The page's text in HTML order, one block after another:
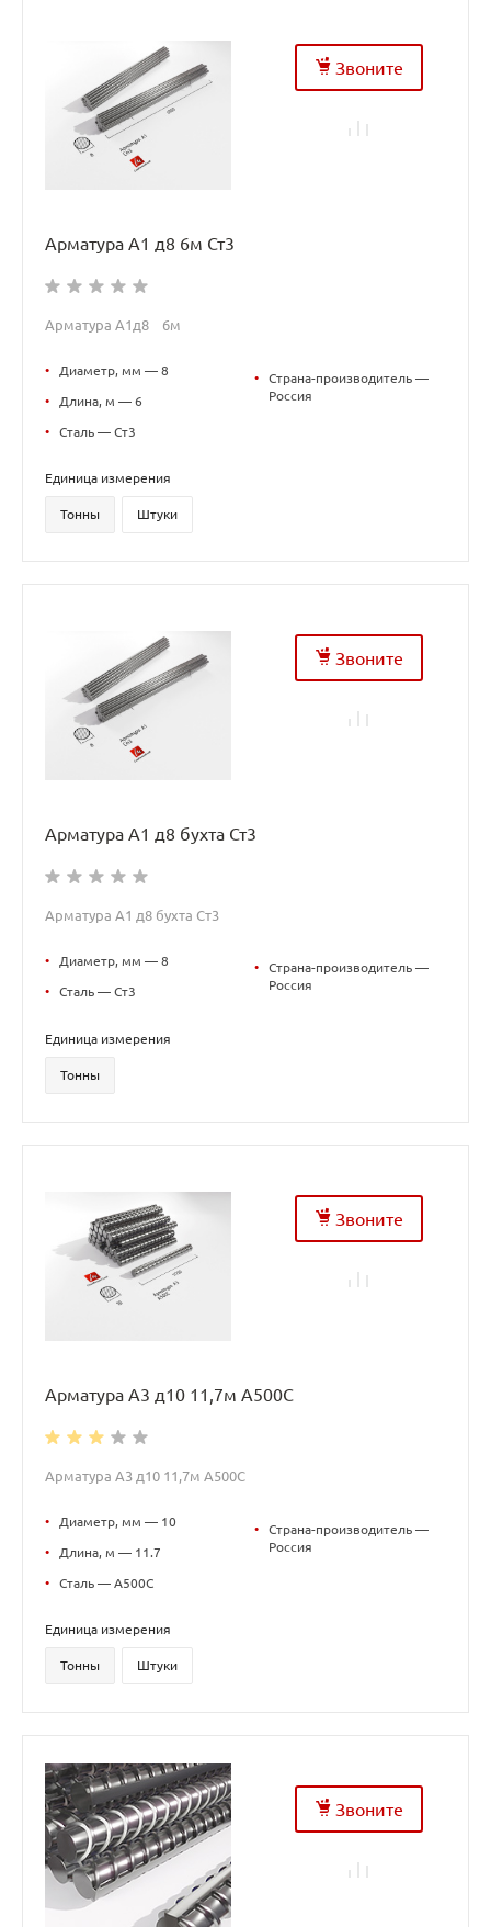
Звоните
Арматура А1 д8 6м Ст3
Арматура А1д8 6м
• Диаметр, мм — 8
• Длина, м — 6
• Сталь — Ст3
•
Страна-производитель —
Россия
Единица измерения
Тонны Штуки
Звоните
Арматура А1 д8 бухта Ст3
Арматура А1 д8 бухта Ст3
• Диаметр, мм — 8
• Сталь — Ст3
•
Страна-производитель —
Россия
Единица измерения
Тонны
Звоните
Арматура А3 д10 11,7м А500С
Арматура А3 д10 11,7м А500С
• Диаметр, мм — 10
• Длина, м — 11.7
• Сталь — А500С
•
Страна-производитель —
Россия
Единица измерения
Тонны Штуки
Звоните